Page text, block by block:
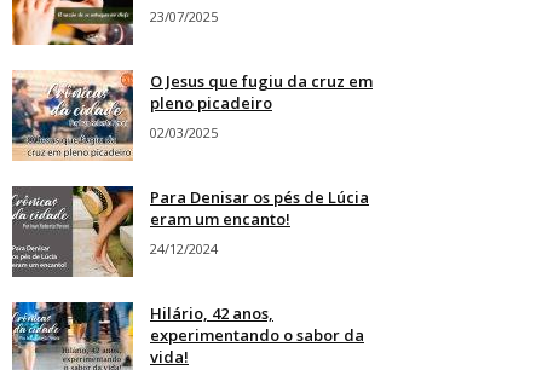
23/07/2025
O Jesus que fugiu da cruz em
pleno picadeiro
02/03/2025
Para Denisar os pés de Lúcia
eram um encanto!
24/12/2024
Hilário, 42 anos,
experimentando o sabor da
vida!